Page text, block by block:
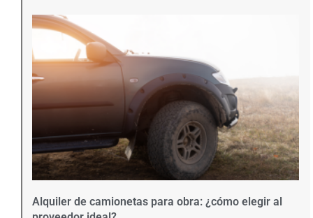
Alquiler de camionetas para obra: ¿cómo elegir al